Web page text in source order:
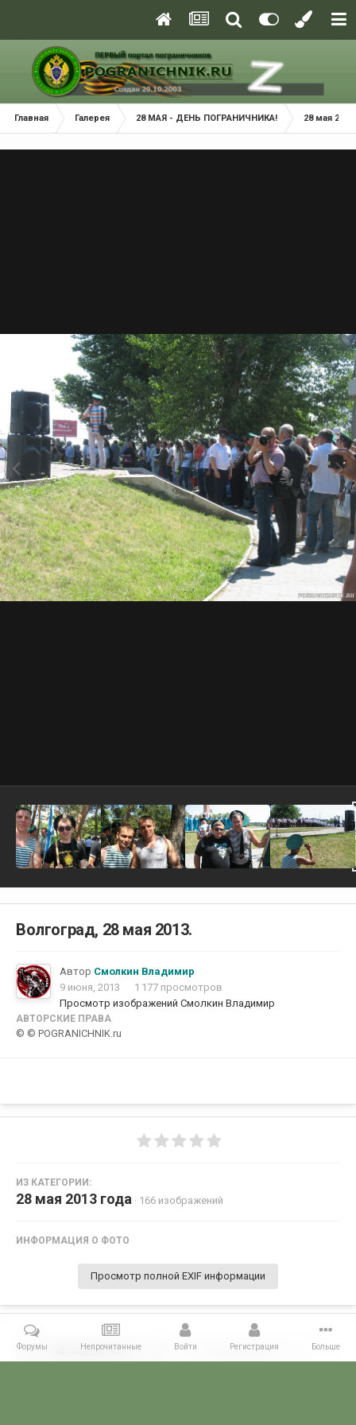
Главная Галерея 28 МАЯ - ДЕНЬ ПОГРАНИЧНИКА! 28 мая
Волгоград, 28 мая 2013.
Автор Смолкин Владимир
9 июня, 2013
1 177 просмотров
Просмотр изображений Смолкин Владимир
АВТОРСКИЕ ПРАВА
© © POGRANICHNIK.ru
ИЗ КАТЕГОРИИ:
28 мая 2013 года · 166 изображений
ИНФОРМАЦИЯ О ФОТО
Просмотр полной EXIF информации
Поделиться Подписчики 0
Форумы Непрочитанные Войти Регистрация Больше